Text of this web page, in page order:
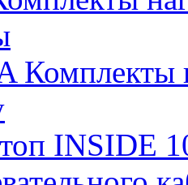
Комплекты
INSIDE